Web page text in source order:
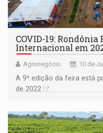
COVID-19:
Internacional em
Agronegócio 10 de
A 9ª edição da feira está
de 2022